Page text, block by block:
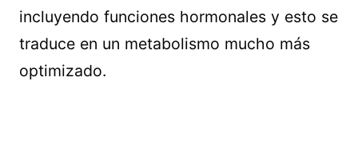
incluyendo funciones hormonales y esto se
traduce en un metabolismo mucho más
optimizado.